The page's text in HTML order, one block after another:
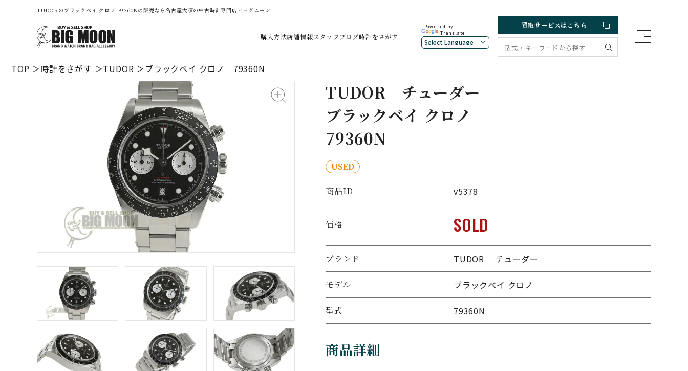
TUDORのブラックベイ クロノ 79360Nの販売なら名古屋大須の中古時計専門店ビッグムーン
購入方法店舗情報スタッフブログ時計をさがす
Powered by
Translate
買取サービスはこちら
TOP 時計をさがす TUDOR ブラックベイ クロノ 79360N
TUDOR チューダー
ブラックベイ クロノ
79360N
USED
商品ID v5378
価格 SOLD
ブランド TUDOR チューダー
モデル ブラックベイ クロノ
型式 79360N
商品詳細